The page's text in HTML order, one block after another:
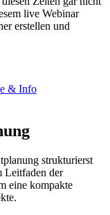
live Webinar
erstellen und
& Info
strukturierst
Leitfaden der
eine kompakte